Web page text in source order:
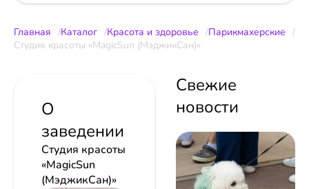
Главная Каталог Красота и здоровье
Парикмахерские
Студия красоты «MagicSun (МэджикСан)»
О
заведении
Студия красоты
«MagicSun
(МэджикСан)»
Свежие
новости